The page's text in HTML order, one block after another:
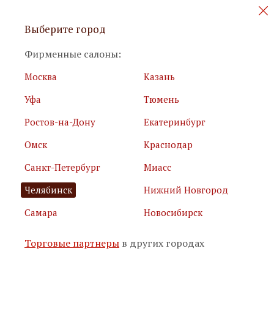
Персональные акции и новинки
Я принимаю
условия использования сайта
Я соглашаюсь сполитикой обработки персональных
данных
Подписаться
Выберите город
Фирменные салоны:
Москва
Казань
Уфа
Тюмень
Ростов-на-Дону
Екатеринбург
Омск
Краснодар
Санкт-Петербург
Миасс
Челябинск
Нижний Новгород
Самара
Новосибирск
Торговые партнеры в других городах